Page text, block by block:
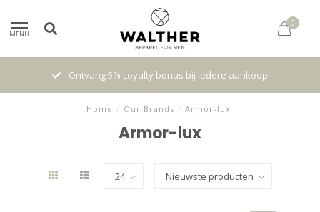
MENU
0
Ontvang 5% Loyalty bonus bij iedere aankoop
Home / Our Brands / Armor-lux
Armor-lux